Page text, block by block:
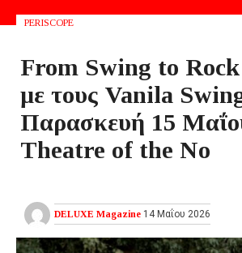
PERISCOPE
From Swing to Rock
με τους Vanila
Παρασκευή 15
Theatre of the No
DELUXE Magazine 14 Μαΐου 2026